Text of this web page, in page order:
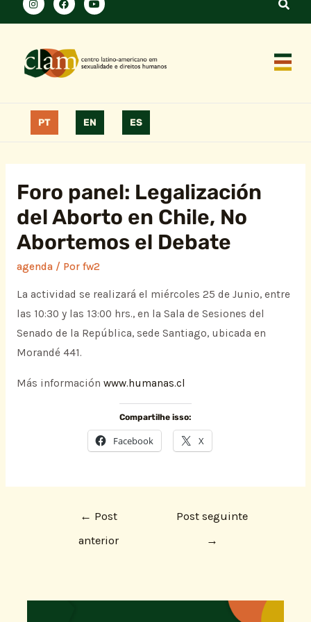
PT EN ES
Foro panel: Legalización
del Aborto en Chile, No
Abortemos el Debate
agenda/ Por fw2
La actividad se realizará el miércoles 25 de Junio, entre
las 10:30 y las 13:00 hrs., en la Sala de Sesiones del
Senado de la República, sede Santiago, ubicada en
Morandé 441.
Más información www.humanas.cl
Compartilhe isso:
Facebook X
← Post
anterior
Post seguinte
→